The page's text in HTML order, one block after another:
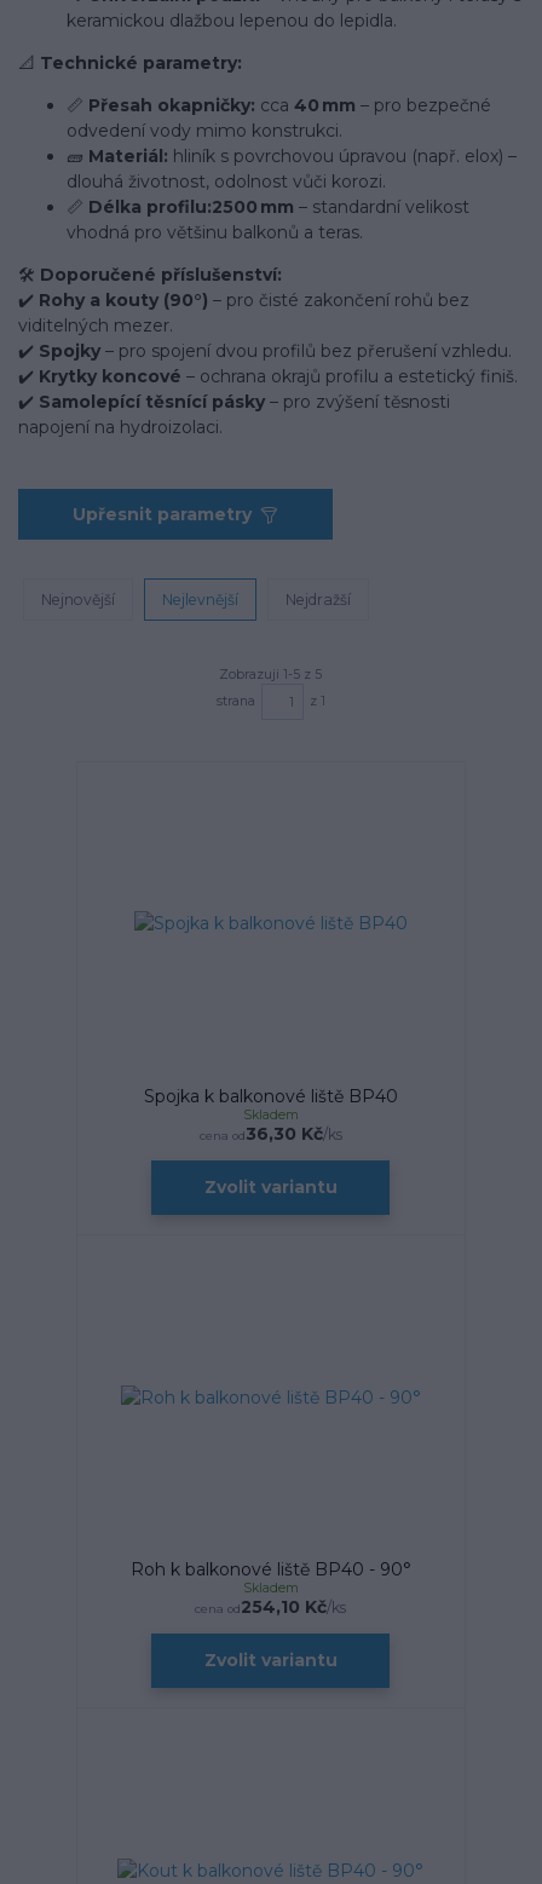
keramickou dlažbou lepenou do lepidla.
📐 Technické parametry:
📏 Přesah okapničky: cca 40 mm – pro bezpečné
odvedení vody mimo konstrukci.
🧱 Materiál: hliník s povrchovou úpravou (např. elox) –
dlouhá životnost, odolnost vůči korozi.
📏 Délka profilu:2500 mm – standardní velikost
vhodná pro většinu balkonů a teras.
🛠️ Doporučené příslušenství:
✔️ Rohy a kouty (90°) – pro čisté zakončení rohů bez
viditelných mezer.
✔️ Spojky – pro spojení dvou profilů bez přerušení vzhledu.
✔️ Krytky koncové – ochrana okrajů profilu a estetický finiš.
✔️ Samolepící těsnící pásky – pro zvýšení těsnosti
napojení na hydroizolaci.
Upřesnit parametry
Nejnovější Nejlevnější Nejdražší
Zobrazuji 1-5 z 5
strana
z 1
Spojka k balkonové liště BP40
cena od36,30 Kč/ks
Skladem
Zvolit variantu
Roh k balkonové liště BP40 - 90°
cena od254,10 Kč/ks
Skladem
Zvolit variantu